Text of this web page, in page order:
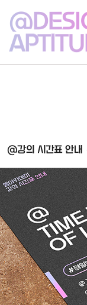
@강의 시간표 안내